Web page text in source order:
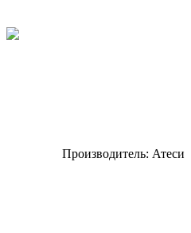
Производитель: Атеси